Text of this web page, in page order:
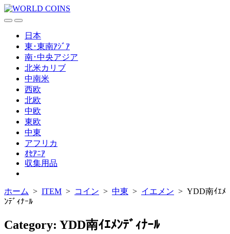
コ
ン
検
メ
ニ
日本
東･東南ｱｼﾞｱ
南･中央アジア
北米カリブ
中南米
西欧
北欧
中欧
東欧
中東
アフリカ
ｵｾｱﾆｱ
収集用品
ュ
ー
じ
ホーム > ITEM > コイン > 中東 > イエメン > YDD南ｲｴﾒ
ﾝﾃﾞｨﾅｰﾙ
Category: YDD南ｲｴﾒﾝﾃﾞｨﾅｰﾙ